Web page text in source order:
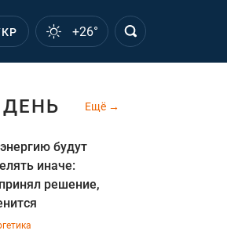
+26°
Ещё
будут
иначе:
решение,